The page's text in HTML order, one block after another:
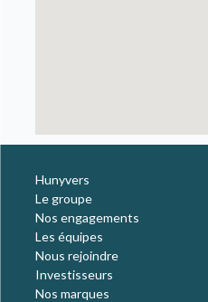
Hunyvers
Le groupe
Nos engagements
Les équipes
Nous rejoindre
Investisseurs
Nos marques